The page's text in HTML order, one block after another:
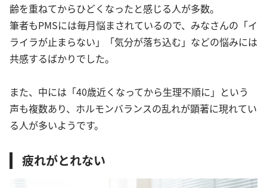
齢を重ねてからひどくなったと感じる人が多数。
筆者もPMSには毎月悩まされているので、みなさんの「イ
ライラが止まらない」「気分が落ち込む」などの悩みには
共感するばかりでした。
また、中には「40歳近くなってから生理不順に」という
声も複数あり、ホルモンバランスの乱れが顕著に現れてい
る人が多いようです。
疲れがとれない